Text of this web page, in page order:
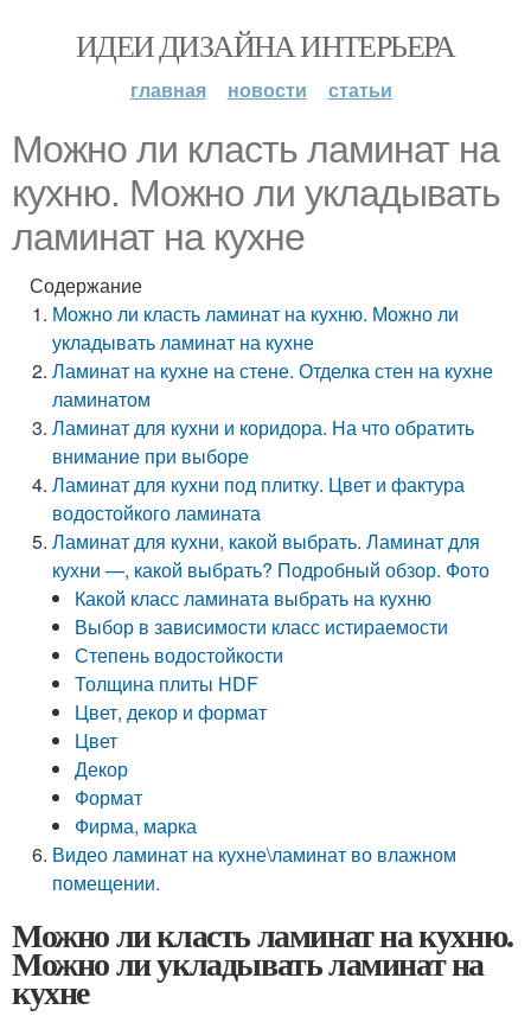
ИДЕИ ДИЗАЙНА ИНТЕРЬЕРА
главная новости статьи
Можно ли класть ламинат на
кухню. Можно ли укладывать
ламинат на кухне
Содержание
Можно ли класть ламинат на кухню. Можно ли
укладывать ламинат на кухне
Ламинат на кухне на стене. Отделка стен на кухне
ламинатом
Ламинат для кухни и коридора. На что обратить
внимание при выборе
Ламинат для кухни под плитку. Цвет и фактура
водостойкого ламината
Ламинат для кухни, какой выбрать. Ламинат для
кухни —, какой выбрать? Подробный обзор. Фото
Какой класс ламината выбрать на кухню
Выбор в зависимости класс истираемости
Степень водостойкости
Толщина плиты HDF
Цвет, декор и формат
Цвет
Декор
Формат
Фирма, марка
Видео ламинат на кухне\ламинат во влажном
помещении.
Можно ли класть ламинат на кухню.
Можно ли укладывать ламинат на
кухне